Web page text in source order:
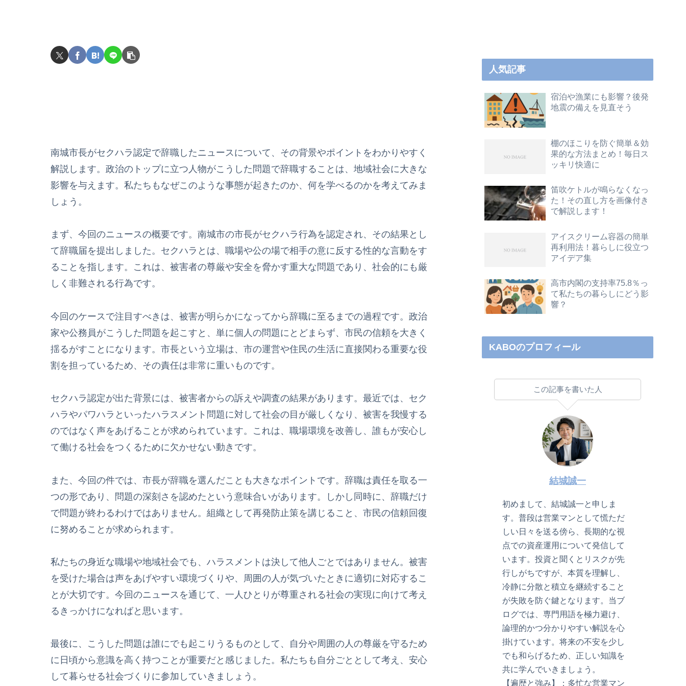
南城市長がセクハラ認定で辞職したニュースについて、その背景やポイントをわかりやすく
解説します。政治のトップに立つ人物がこうした問題で辞職することは、地域社会に大きな
影響を与えます。私たちもなぜこのような事態が起きたのか、何を学べるのかを考えてみま
しょう。
まず、今回のニュースの概要です。南城市の市長がセクハラ行為を認定され、その結果とし
て辞職届を提出しました。セクハラとは、職場や公の場で相手の意に反する性的な言動をす
ることを指します。これは、被害者の尊厳や安全を脅かす重大な問題であり、社会的にも厳
しく非難される行為です。
今回のケースで注目すべきは、被害が明らかになってから辞職に至るまでの過程です。政治
家や公務員がこうした問題を起こすと、単に個人の問題にとどまらず、市民の信頼を大きく
揺るがすことになります。市長という立場は、市の運営や住民の生活に直接関わる重要な役
割を担っているため、その責任は非常に重いものです。
セクハラ認定が出た背景には、被害者からの訴えや調査の結果があります。最近では、セク
ハラやパワハラといったハラスメント問題に対して社会の目が厳しくなり、被害を我慢する
のではなく声をあげることが求められています。これは、職場環境を改善し、誰もが安心し
て働ける社会をつくるために欠かせない動きです。
また、今回の件では、市長が辞職を選んだことも大きなポイントです。辞職は責任を取る一
つの形であり、問題の深刻さを認めたという意味合いがあります。しかし同時に、辞職だけ
で問題が終わるわけではありません。組織として再発防止策を講じること、市民の信頼回復
に努めることが求められます。
私たちの身近な職場や地域社会でも、ハラスメントは決して他人ごとではありません。被害
を受けた場合は声をあげやすい環境づくりや、周囲の人が気づいたときに適切に対応するこ
とが大切です。今回のニュースを通じて、一人ひとりが尊重される社会の実現に向けて考え
るきっかけになればと思います。
最後に、こうした問題は誰にでも起こりうるものとして、自分や周囲の人の尊厳を守るため
に日頃から意識を高く持つことが重要だと感じました。私たちも自分ごととして考え、安心
して暮らせる社会づくりに参加していきましょう。
人気記事
宿泊や漁業にも影響？後発
地震の備えを見直そう
棚のほこりを防ぐ簡単＆効
果的な方法まとめ！毎日ス
ッキリ快適に
笛吹ケトルが鳴らなくなっ
た！その直し方を画像付き
で解説します！
アイスクリーム容器の簡単
再利用法！暮らしに役立つ
アイデア集
高市内閣の支持率75.8％っ
て私たちの暮らしにどう影
響？
KABOのプロフィール
この記事を書いた人
結城誠一
初めまして、結城誠一と申しま
す。普段は営業マンとして慌ただ
しい日々を送る傍ら、長期的な視
点での資産運用について発信して
います。投資と聞くとリスクが先
行しがちですが、本質を理解し、
冷静に分散と積立を継続すること
が失敗を防ぐ鍵となります。当ブ
ログでは、専門用語を極力避け、
論理的かつ分かりやすい解説を心
掛けています。将来の不安を少し
でも和らげるため、正しい知識を
共に学んでいきましょう。
【遍歴と強み】：多忙な営業マン